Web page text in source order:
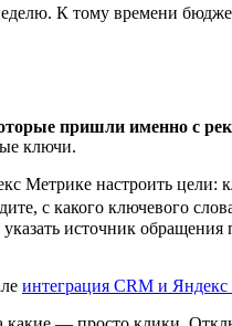
К тому времени
пришли именно с
ключи.
настроить цели:
с какого ключевого
источник
интеграция CRM и Яндекс